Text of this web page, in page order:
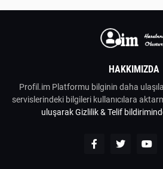
HAKKIMIZDA
Profil.im Platformu bilginin daha
servislerindeki bilgileri kullanıcılara
uluşarakGizlilik & Telif